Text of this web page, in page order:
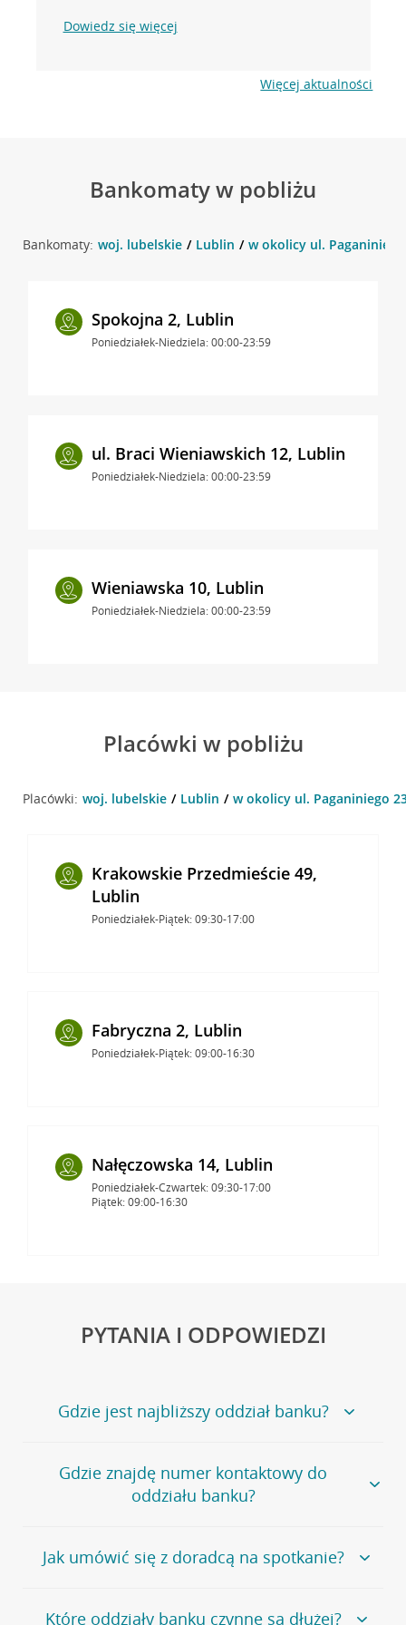
Dowiedz się więcej
Więcej aktualności
Bankomaty w pobliżu
Bankomaty: woj. lubelskie Lublin w okolicy ul.
Spokojna 2, Lublin
Poniedziałek-Niedziela: 00:00-23:59
ul. Braci Wieniawskich 12, Lublin
Poniedziałek-Niedziela: 00:00-23:59
Wieniawska 10, Lublin
Poniedziałek-Niedziela: 00:00-23:59
Placówki w pobliżu
Placówki: woj. lubelskie Lublin w okolicy ul. Paganiniego
Krakowskie Przedmieście 49,
Lublin
Poniedziałek-Piątek: 09:30-17:00
Fabryczna 2, Lublin
Poniedziałek-Piątek: 09:00-16:30
Nałęczowska 14, Lublin
Poniedziałek-Czwartek: 09:30-17:00
Piątek: 09:00-16:30
PYTANIA I ODPOWIEDZI
Gdzie jest najbliższy oddział banku?
Jeśli szukasz oddziału naszego banku, zapraszamy na
stronęPlacówki i bankomaty, na której znajduje się
wygodna wyszukiwarka.
oddziałów
Gdzie znajdę numer kontaktowy do
oddziału banku?
Bank Credit Agricole nie udostępnia ogólnego numeru
telefonu do placówki bankowej.
umówienia się z doradcą w placówce bankowej .
Jak umówić się z doradcą na spotkanie?
Jeśli jesteś już naszym
Które oddziały banku czynne są dłużej?